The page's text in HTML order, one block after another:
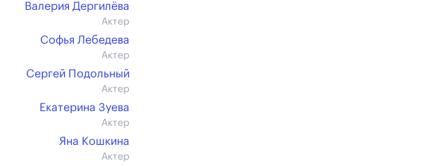
Валерия Дергилёва
Актер
Софья Лебедева
Актер
Сергей Подольный
Актер
Екатерина Зуева
Актер
Яна Кошкина
Актер